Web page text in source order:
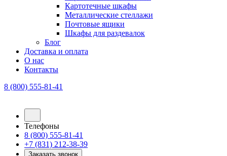
Картотечные шкафы
Металлические стеллажи
Почтовые ящики
Шкафы для раздевалок
Блог
Доставка и оплата
О нас
Контакты
8 (800) 555-81-41
Телефоны
8 (800) 555-81-41
+7 (831) 212-38-39
Заказать звонок